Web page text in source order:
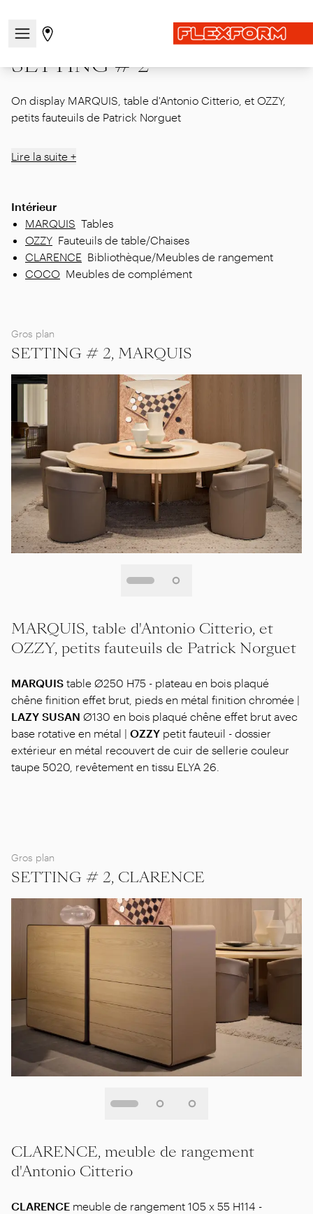
Ouvrir/fermer le menu de navigation
Aller à la page des magasins
SETTING # 2
SETTING # 2
On display MARQUIS, table d'Antonio Citterio, et OZZY,
petits fauteuils de Patrick Norguet
Lire la suite +
Intérieur
MARQUIS Tables
OZZY Fauteuils de table/Chaises
CLARENCE Bibliothèque/Meubles de rangement
COCO Meubles de complément
Gros plan
SETTING # 2, MARQUIS
MARQUIS, table d'Antonio Citterio, et
OZZY, petits fauteuils de Patrick Norguet
MARQUIS table Ø250 H75 - plateau en bois plaqué
chêne finition effet brut, pieds en métal finition chromée |
LAZY SUSAN Ø130 en bois plaqué chêne effet brut avec
base rotative en métal | OZZY petit fauteuil - dossier
extérieur en métal recouvert de cuir de sellerie couleur
taupe 5020, revêtement en tissu ELYA 26.
Gros plan
SETTING # 2, CLARENCE
CLARENCE, meuble de rangement
d'Antonio Citterio
CLARENCE meuble de rangement 105 x 55 H114 -